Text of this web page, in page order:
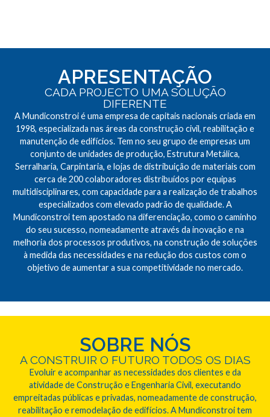
APRESENTAÇÃO
CADA PROJECTO UMA SOLUÇÃO
DIFERENTE
A Mundiconstroi é uma empresa de capitais nacionais criada em
1998, especializada nas áreas da construção civil, reabilitação e
manutenção de edifícios. Tem no seu grupo de empresas um
conjunto de unidades de produção, Estrutura Metálica,
Serralharia, Carpintaria, e lojas de distribuição de materiais com
cerca de 200 colaboradores distribuídos por equipas
multidisciplinares, com capacidade para a realização de trabalhos
especializados com elevado padrão de qualidade. A
Mundiconstroi tem apostado na diferenciação, como o caminho
do seu sucesso, nomeadamente através da inovação e na
melhoria dos processos produtivos, na construção de soluções
à medida das necessidades e na redução dos custos com o
objetivo de aumentar a sua competitividade no mercado.
SOBRE NÓS
A CONSTRUIR O FUTURO TODOS OS DIAS
Evoluir e acompanhar as necessidades dos clientes e da
atividade de Construção e Engenharia Civil, executando
empreitadas públicas e privadas, nomeadamente de construção,
reabilitação e remodelação de edifícios. A Mundiconstroi tem